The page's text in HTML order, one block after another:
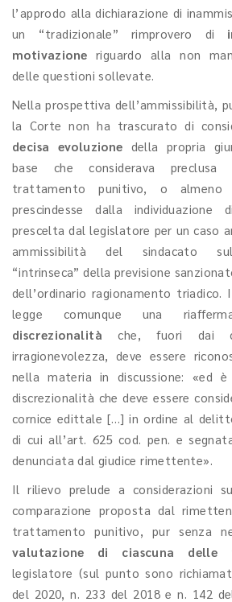
l’approdo alla dichiarazione di
un “tradizionale” rimprovero di
motivazioneriguardo alla non
delle questioni sollevate.
Nella prospettiva dell’ammissibilità,
la Corte non ha trascurato di
decisa evoluzione della propria
base che considerava
trattamento punitivo, o almeno
prescindesse dalla individuazione
prescelta dal legislatore per un caso
ammissibilità del sindacato
“intrinseca” della previsione
dell’ordinario ragionamento triadico.
legge comunque una
discrezionalità che, fuori dai
irragionevolezza, deve essere
nella materia in discussione: «ed
discrezionalità che deve essere
cornice edittale […] in ordine al
di cui all’art. 625 cod. pen. e
denunciata dal giudice rimettente».
Il rilievo prelude a considerazioni
comparazione proposta dal
trattamento punitivo, pur senza
valutazione di ciascuna delle
legislatore (sul punto sono
del 2020, n. 233 del 2018 e n. 142